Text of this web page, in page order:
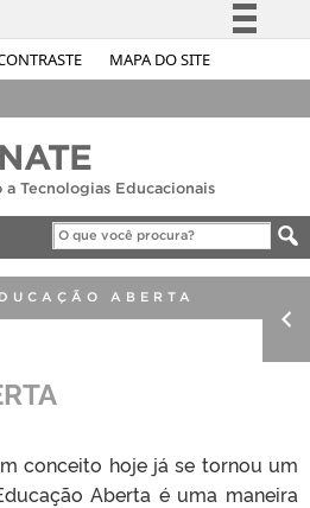
MAPA DO SITE
Simplifique!
Acesso à informação
Legislação
Canais
NATE
Tecnologias Educacionais
ABERTA
conceito hoje já se tornou um
Aberta é uma maneira